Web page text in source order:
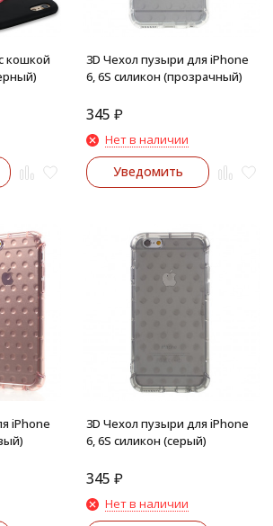
кошкой
3D Чехол пузыри для iPhone
6, 6S силикон (прозрачный)
345 ₽
Нет в наличии
Уведомить
iPhone
3D Чехол пузыри для iPhone
6, 6S силикон (серый)
345 ₽
Нет в наличии